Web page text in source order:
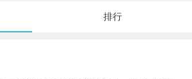
排行